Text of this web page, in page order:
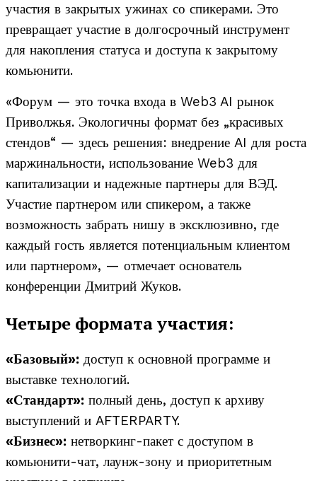
участия в закрытых ужинах со спикерами. Это
превращает участие в долгосрочный инструмент
для накопления статуса и доступа к закрытому
комьюнити.
«Форум — это точка входа в Web3 AI рынок
Приволжья. Экологичны формат без „красивых
стендов“ — здесь решения: внедрение AI для роста
маржинальности, использование Web3 для
капитализации и надежные партнеры для ВЭД.
Участие партнером или спикером, а также
возможность забрать нишу в эксклюзивно, где
каждый гость является потенциальным клиентом
или партнером», — отмечает основатель
конференции Дмитрий Жуков.
Четыре формата участия:
«Базовый»: доступ к основной программе и
выставке технологий.
«Стандарт»: полный день, доступ к архиву
выступлений и AFTERPARTY.
«Бизнес»: нетворкинг-пакет с доступом в
комьюнити-чат, лаунж-зону и приоритетным